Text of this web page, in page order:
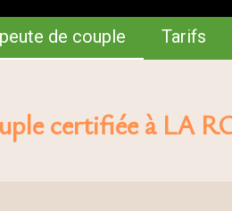
de couple Tarifs
certifiée à LA